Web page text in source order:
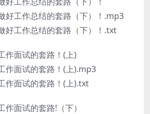
好工作总结的套路（下）！.mp3
好工作总结的套路（下）！.txt
作面试的套路！(上)
作面试的套路！(上).mp3
作面试的套路！(上).txt
面试的套路!（下）